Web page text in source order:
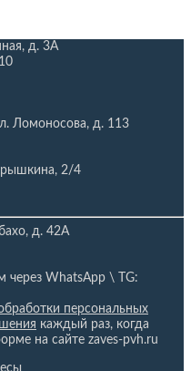
д. 3А
Ломоносова, д. 113
2/4
д. 42А
через WhatsApp \ TG:
персональных
каждый раз, когда
на сайте zaves-pvh.ru